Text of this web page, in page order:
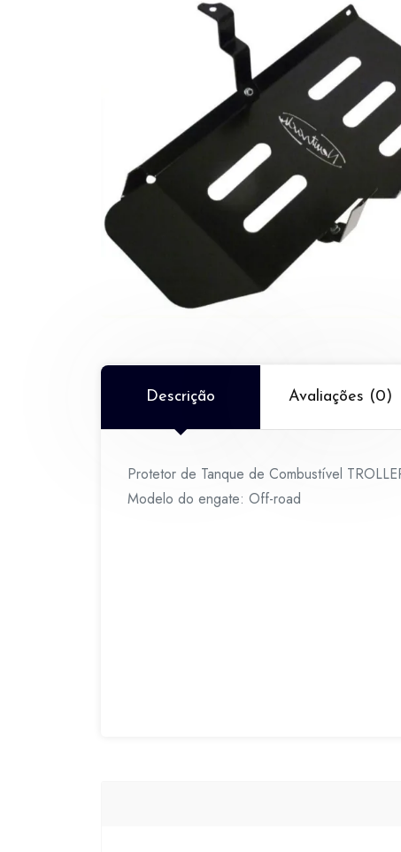
Descrição Avaliações (0)
Protetor de Tanque de Combustível
Modelo do engate: Off-road